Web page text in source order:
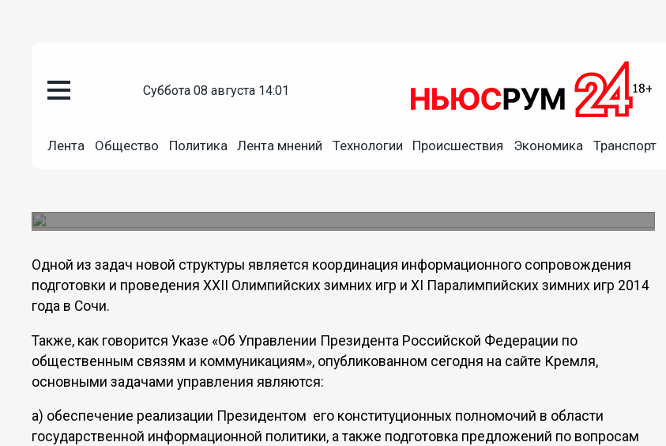
суббота 08 августа 14:01
Лента Общество Политика Лента мнений Технологии Происшествия Экономика Транспорт
19.06.2012 08:02
Путин создал управление президента РФ по общественным
связям
Одной из задач новой структуры является координация информационного сопровождения
подготовки и проведения XXII Олимпийских зимних игр и XI Паралимпийских зимних игр 2014
года в Сочи.
Также, как говорится Указе «Об Управлении Президента Российской Федерации по
общественным связям и коммуникациям», опубликованном сегодня на сайте Кремля,
основными задачами управления являются:
а) обеспечение реализации Президентом его конституционных полномочий в области
государственной информационной политики, а также подготовка предложений по вопросам